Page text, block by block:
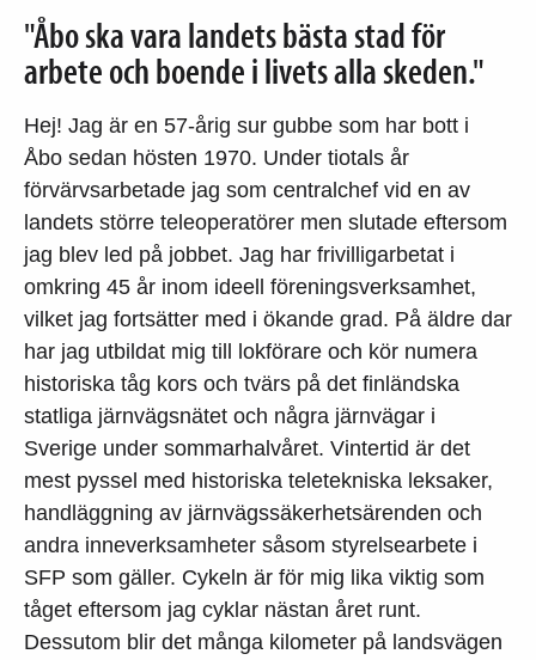
"Åbo ska vara landets bästa stad för
arbete och boende i livets alla skeden."
Hej! Jag är en 57-årig sur gubbe som har bott i
Åbo sedan hösten 1970. Under tiotals år
förvärvsarbetade jag som centralchef vid en av
landets större teleoperatörer men slutade eftersom
jag blev led på jobbet. Jag har frivilligarbetat i
omkring 45 år inom ideell föreningsverksamhet,
vilket jag fortsätter med i ökande grad. På äldre dar
har jag utbildat mig till lokförare och kör numera
historiska tåg kors och tvärs på det finländska
statliga järnvägsnätet och några järnvägar i
Sverige under sommarhalvåret. Vintertid är det
mest pyssel med historiska teletekniska leksaker,
handläggning av järnvägssäkerhetsärenden och
andra inneverksamheter såsom styrelsearbete i
SFP som gäller. Cykeln är för mig lika viktig som
tåget eftersom jag cyklar nästan året runt.
Dessutom blir det många kilometer på landsvägen